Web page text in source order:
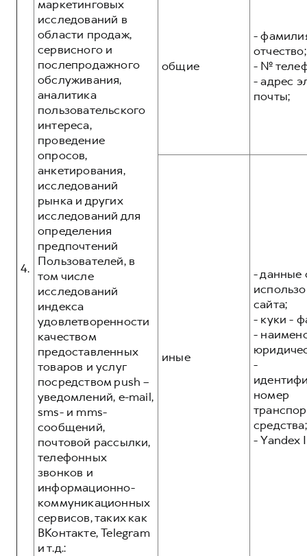
4.
маркетинговых
исследований в
области продаж,
сервисного и
послепродажного
обслуживания,
аналитика
пользовательского
интереса,
проведение
опросов,
анкетирования,
исследований
рынка и других
исследований для
определения
предпочтений
Пользователей, в
том числе
исследований
индекса
удовлетворенности
качеством
предоставленных
товаров и услуг
посредством push –
уведомлений, e-mail,
sms- и mms-
сообщений,
почтовой рассылки,
телефонных
звонков и
информационно-
коммуникационных
сервисов, таких как
ВКонтакте, Telegram
и т.д.:
общие
-
отчество;
- №
- адрес
почты;
иные
- данные
сайта;
- куки -
-
-
номер
средства;
- Yandex